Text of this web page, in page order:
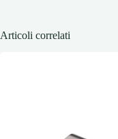
Articoli correlati